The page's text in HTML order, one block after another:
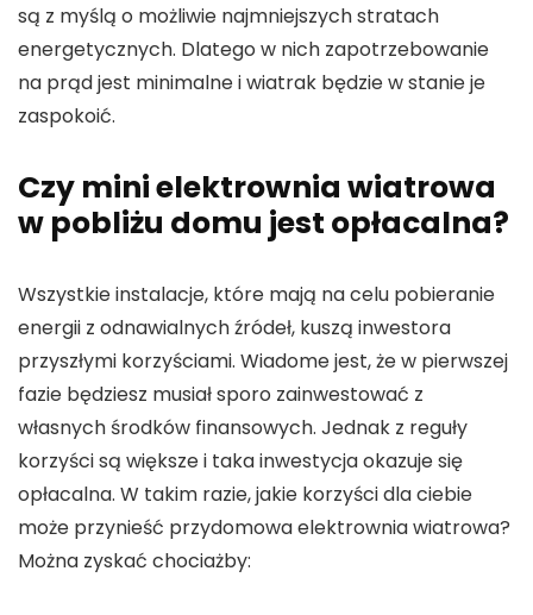
są z myślą o możliwie najmniejszych stratach
energetycznych. Dlatego w nich zapotrzebowanie
na prąd jest minimalne i wiatrak będzie w stanie je
zaspokoić.
Czy mini elektrownia wiatrowa
w pobliżu domu jest opłacalna?
Wszystkie instalacje, które mają na celu pobieranie
energii z odnawialnych źródeł, kuszą inwestora
przyszłymi korzyściami. Wiadome jest, że w pierwszej
fazie będziesz musiał sporo zainwestować z
własnych środków finansowych. Jednak z reguły
korzyści są większe i taka inwestycja okazuje się
opłacalna. W takim razie, jakie korzyści dla ciebie
może przynieść przydomowa elektrownia wiatrowa?
Można zyskać chociażby: